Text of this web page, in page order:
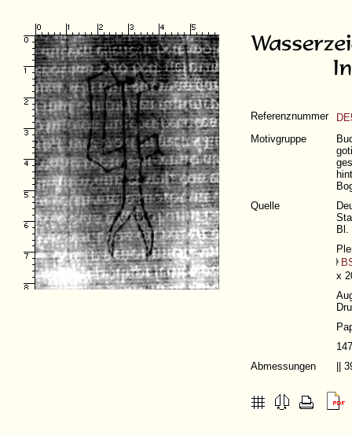
Referenznummer
Motivgruppe
Quelle
Bl.
x
Abmessungen
||